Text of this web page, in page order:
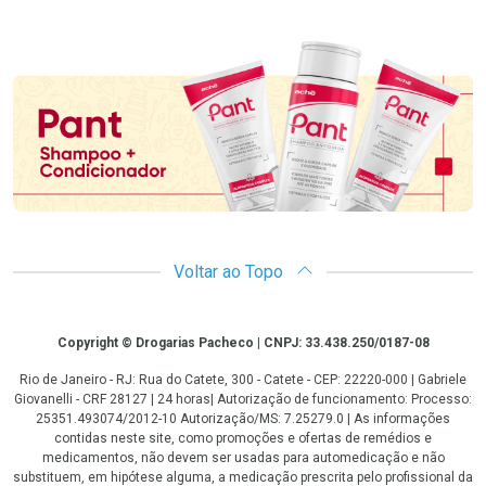
Promoção em Destaque
Voltar ao Topo
CopyrightCopyright © Drogarias Pacheco | CNPJ: 33.438.250/0187-08
Rio de Janeiro - RJ: Rua do Catete, 300 - Catete - CEP: 22220-000 | Gabriele
Giovanelli - CRF 28127 | 24 horas| Autorização de funcionamento: Processo:
25351.493074/2012-10 Autorização/MS: 7.25279.0 | As informações
contidas neste site, como promoções e ofertas de remédios e
medicamentos, não devem ser usadas para automedicação e não
substituem, em hipótese alguma, a medicação prescrita pelo profissional da